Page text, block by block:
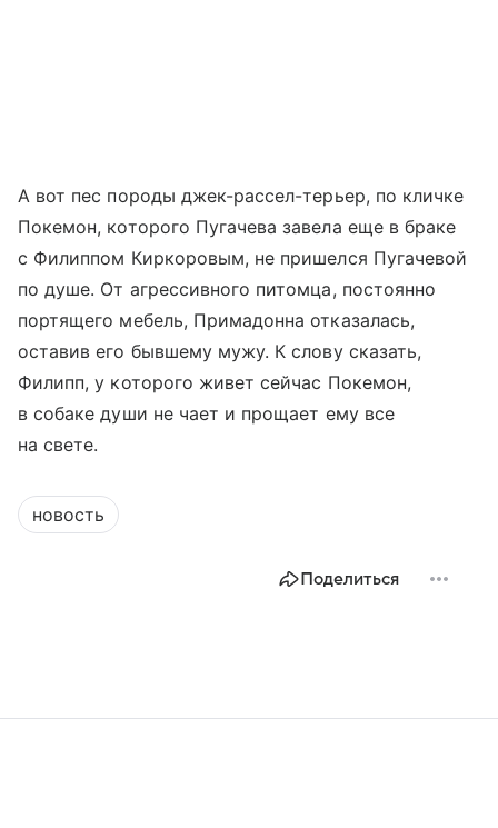
А вот пес породы джек-рассел-терьер, по кличке
Покемон, которого Пугачева завела еще в браке
с Филиппом Киркоровым, не пришелся Пугачевой
по душе. От агрессивного питомца, постоянно
портящего мебель, Примадонна отказалась,
оставив его бывшему мужу. К слову сказать,
Филипп, у которого живет сейчас Покемон,
в собаке души не чает и прощает ему все
на свете.
новость
Поделиться